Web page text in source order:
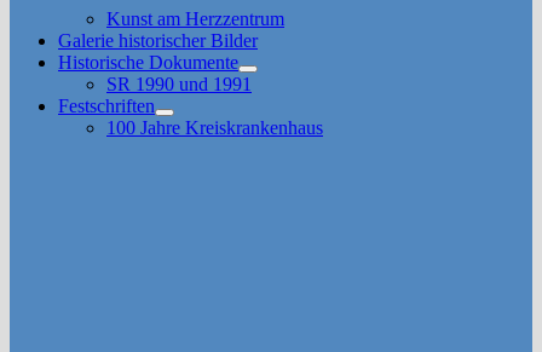
Kunst am Herzzentrum
Galerie historischer Bilder
Historische Dokumente
Untermenü
anzeigen
SR 1990 und 1991
Festschriften
Untermenü
anzeigen
100 Jahre Kreiskrankenhaus